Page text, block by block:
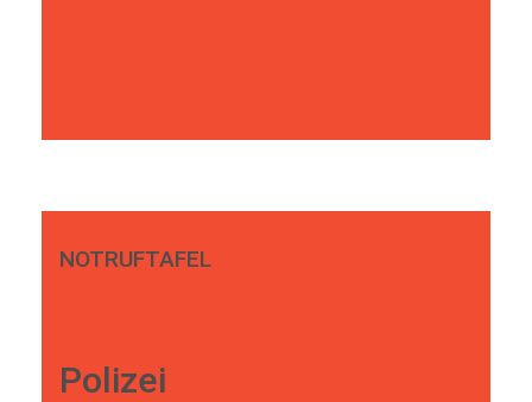
NOTRUFTAFEL
Polizei